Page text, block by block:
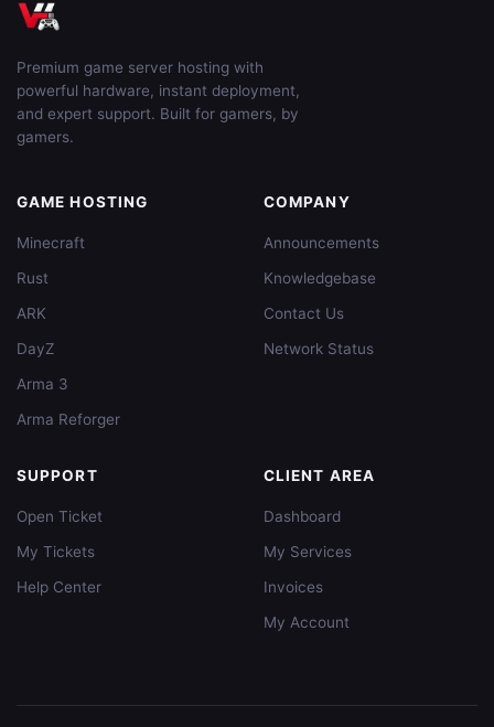
Premium game server hosting with
powerful hardware, instant deployment,
and expert support. Built for gamers, by
gamers.
GAME HOSTING
Minecraft
Rust
ARK
DayZ
Arma 3
Arma Reforger
COMPANY
Announcements
Knowledgebase
Contact Us
Network Status
SUPPORT
Open Ticket
My Tickets
Help Center
CLIENT AREA
Dashboard
My Services
Invoices
My Account